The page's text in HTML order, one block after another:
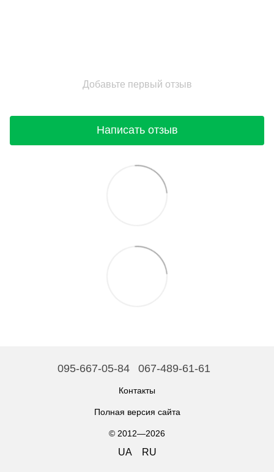
Добавьте первый отзыв
Написать отзыв
095-667-05-84 067-489-61-61
Контакты
Полная версия сайта
© 2012—2026
UA RU